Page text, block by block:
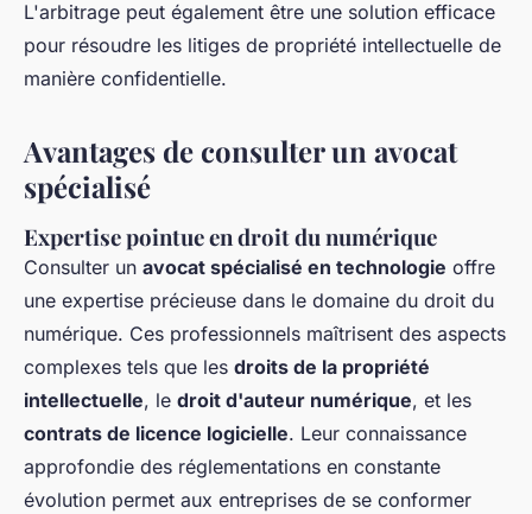
L'arbitrage peut également être une solution efficace
pour résoudre les litiges de propriété intellectuelle de
manière confidentielle.
Avantages de consulter un avocat
spécialisé
Expertise pointue en droit du numérique
Consulter un avocat spécialisé en technologie offre
une expertise précieuse dans le domaine du droit du
numérique. Ces professionnels maîtrisent des aspects
complexes tels que les droits de la propriété
intellectuelle, le droit d'auteur numérique, et les
contrats de licence logicielle. Leur connaissance
approfondie des réglementations en constante
évolution permet aux entreprises de se conformer